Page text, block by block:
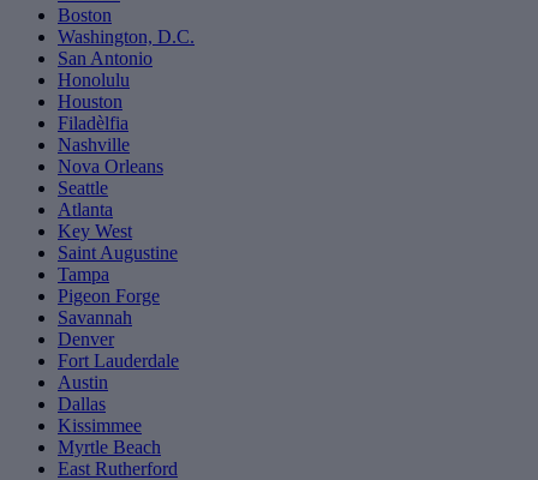
Boston
Washington, D.C.
San Antonio
Honolulu
Houston
Filadèlfia
Nashville
Nova Orleans
Seattle
Atlanta
Key West
Saint Augustine
Tampa
Pigeon Forge
Savannah
Denver
Fort Lauderdale
Austin
Dallas
Kissimmee
Myrtle Beach
East Rutherford